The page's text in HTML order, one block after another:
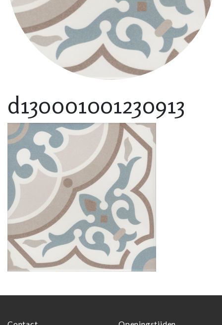
d130001001230913